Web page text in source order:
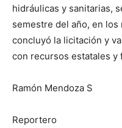
hidráulicas y sanitarias,
semestre del año, en
concluyó la licitación y
con recursos estatales y
Ramón Mendoza S
Reportero